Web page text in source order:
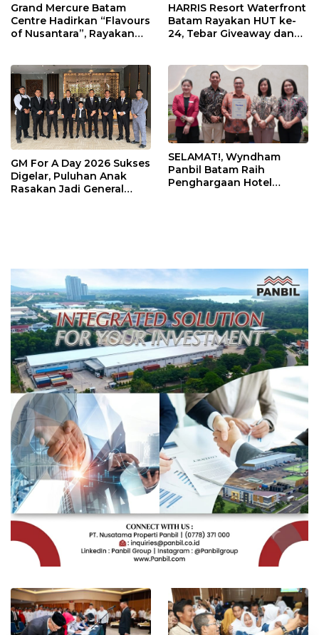
Grand Mercure Batam
Centre Hadirkan “Flavours
of Nusantara”, Rayakan
HARRIS Resort Waterfront
Batam Rayakan HUT ke-
24, Tebar Giveaway dan
GM For A Day 2026 Sukses
Digelar, Puluhan Anak
Rasakan Jadi General
SELAMAT!, Wyndham
Panbil Batam Raih
Penghargaan Hotel